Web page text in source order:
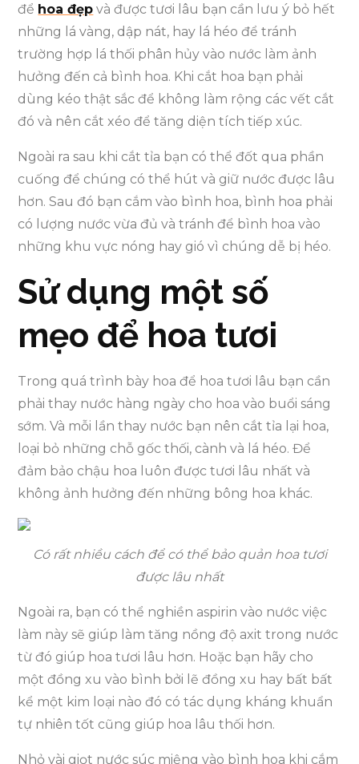
để hoa đẹp và được tươi lâu bạn cần lưu ý bỏ hết
những lá vàng, dập nát, hay lá héo để tránh
trường hợp lá thối phân hủy vào nước làm ảnh
hưởng đến cả bình hoa. Khi cắt hoa bạn phải
dùng kéo thật sắc để không làm rộng các vết cắt
đó và nên cắt xéo để tăng diện tích tiếp xúc.
Ngoài ra sau khi cắt tỉa bạn có thể đốt qua phần
cuống để chúng có thể hút và giữ nước được lâu
hơn. Sau đó bạn cắm vào bình hoa, bình hoa phải
có lượng nước vừa đủ và tránh để bình hoa vào
những khu vực nóng hay gió vì chúng dễ bị héo.
Sử dụng một số
mẹo để hoa tươi
Trong quá trình bày hoa để hoa tươi lâu bạn cần
phải thay nước hàng ngày cho hoa vào buổi sáng
sớm. Và mỗi lần thay nước bạn nên cắt tỉa lại hoa,
loại bỏ những chỗ gốc thối, cành và lá héo. Để
đảm bảo chậu hoa luôn được tươi lâu nhất và
không ảnh hưởng đến những bông hoa khác.
Có rất nhiều cách để có thể bảo quản hoa tươi
được lâu nhất
Ngoài ra, bạn có thể nghiền aspirin vào nước việc
làm này sẽ giúp làm tăng nồng độ axit trong nước
từ đó giúp hoa tươi lâu hơn. Hoặc bạn hãy cho
một đồng xu vào bình bởi lẽ đồng xu hay bất bất
kể một kim loại nào đó có tác dụng kháng khuẩn
tự nhiên tốt cũng giúp hoa lâu thối hơn.
Nhỏ vài giọt nước súc miệng vào bình hoa khi cắm